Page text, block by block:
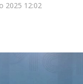
2025 12:02